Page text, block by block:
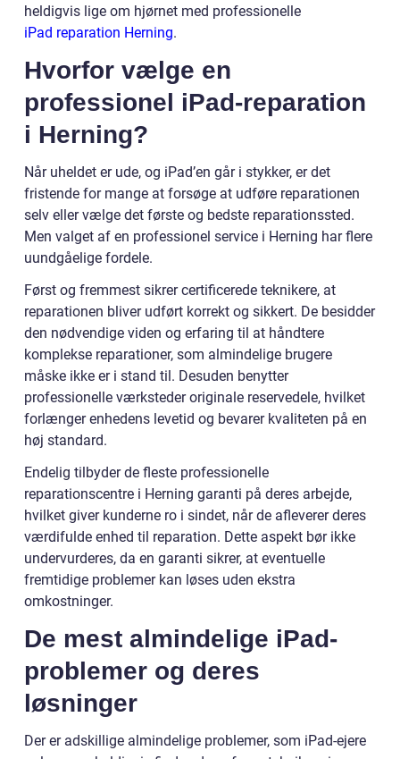
heldigvis lige om hjørnet med professionelle
iPad reparation Herning.
Hvorfor vælge en
professionel iPad-reparation
i Herning?
Når uheldet er ude, og iPad’en går i stykker, er det
fristende for mange at forsøge at udføre reparationen
selv eller vælge det første og bedste reparationssted.
Men valget af en professionel service i Herning har flere
uundgåelige fordele.
Først og fremmest sikrer certificerede teknikere, at
reparationen bliver udført korrekt og sikkert. De besidder
den nødvendige viden og erfaring til at håndtere
komplekse reparationer, som almindelige brugere
måske ikke er i stand til. Desuden benytter
professionelle værksteder originale reservedele, hvilket
forlænger enhedens levetid og bevarer kvaliteten på en
høj standard.
Endelig tilbyder de fleste professionelle
reparationscentre i Herning garanti på deres arbejde,
hvilket giver kunderne ro i sindet, når de afleverer deres
værdifulde enhed til reparation. Dette aspekt bør ikke
undervurderes, da en garanti sikrer, at eventuelle
fremtidige problemer kan løses uden ekstra
omkostninger.
De mest almindelige iPad-
problemer og deres
løsninger
Der er adskillige almindelige problemer, som iPad-ejere